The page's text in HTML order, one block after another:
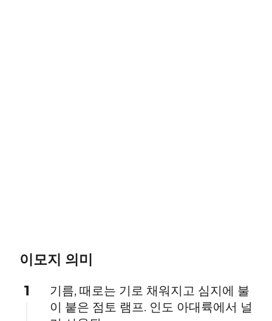
이모지 의미
1
기름, 때로는 기로 채워지고 심지에 불
이 붙은 점토 램프. 인도 아대륙에서 널